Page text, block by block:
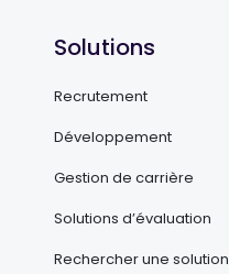
Solutions
Recrutement
Développement
Gestion de carrière
Solutions d’évaluation
Rechercher une solution